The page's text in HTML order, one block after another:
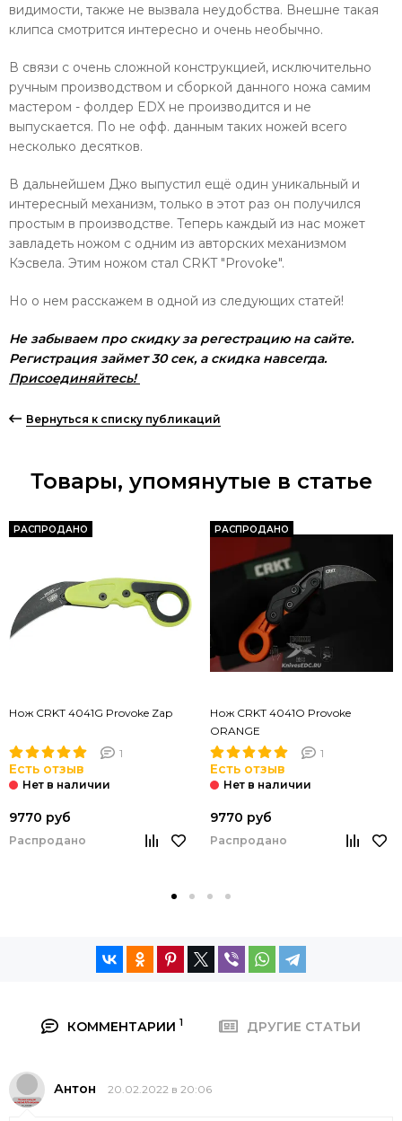
видимости, также не вызвала неудобства. Внешне такая
клипса смотрится интересно и очень необычно.
В связи с очень сложной конструкцией, исключительно
ручным производством и сборкой данного ножа самим
мастером - фолдер EDX не производится и не
выпускается. По не офф. данным таких ножей всего
несколько десятков.
В дальнейшем Джо выпустил ещё один уникальный и
интересный механизм, только в этот раз он получился
простым в производстве. Теперь каждый из нас может
завладеть ножом с одним из авторских механизмом
Кэсвела. Этим ножом стал CRKT "Provoke".
Но о нем расскажем в одной из следующих статей!
Не забываем про скидку за регестрацию на сайте.
Регистрация займет 30 сек, а скидка навсегда.
Присоединяйтесь!
Вернуться к списку публикаций
Товары, упомянутые в статье
РАСПРОДАНО
Нож CRKT 4041G Provoke Zap
1
Есть отзыв
9770 руб
Распродано
РАСПРОДАНО
Нож CRKT 4041O Provoke
ORANGE
1
Есть отзыв
9770 руб
Распродано
КОММЕНТАРИИ 1 ДРУГИЕ СТАТЬИ
Антон 20.02.2022 в 20:06